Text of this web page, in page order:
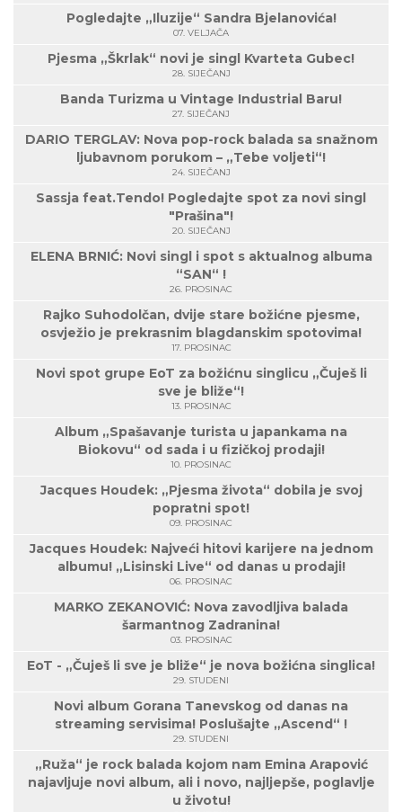
Pogledajte „Iluzije“ Sandra Bjelanovića!
07. VELJAČA
Pjesma „Škrlak“ novi je singl Kvarteta Gubec!
28. SIJEČANJ
Banda Turizma u Vintage Industrial Baru!
27. SIJEČANJ
DARIO TERGLAV: Nova pop-rock balada sa snažnom
ljubavnom porukom – „Tebe voljeti“!
24. SIJEČANJ
Sassja feat.Tendo! Pogledajte spot za novi singl
"Prašina"!
20. SIJEČANJ
ELENA BRNIĆ: Novi singl i spot s aktualnog albuma
“SAN“ !
26. PROSINAC
Rajko Suhodolčan, dvije stare božićne pjesme,
osvježio je prekrasnim blagdanskim spotovima!
17. PROSINAC
Novi spot grupe EoT za božićnu singlicu „Čuješ li
sve je bliže“!
13. PROSINAC
Album „Spašavanje turista u japankama na
Biokovu“ od sada i u fizičkoj prodaji!
10. PROSINAC
Jacques Houdek: „Pjesma života“ dobila je svoj
popratni spot!
09. PROSINAC
Jacques Houdek: Najveći hitovi karijere na jednom
albumu! „Lisinski Live“ od danas u prodaji!
06. PROSINAC
MARKO ZEKANOVIĆ: Nova zavodljiva balada
šarmantnog Zadranina!
03. PROSINAC
EoT - „Čuješ li sve je bliže“ je nova božićna singlica!
29. STUDENI
Novi album Gorana Tanevskog od danas na
streaming servisima! Poslušajte „Ascend“ !
29. STUDENI
„Ruža“ je rock balada kojom nam Emina Arapović
najavljuje novi album, ali i novo, najljepše, poglavlje
u životu!